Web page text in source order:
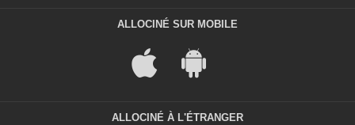
ALLOCINÉ SUR MOBILE
ALLOCINÉ À L'ÉTRANGER